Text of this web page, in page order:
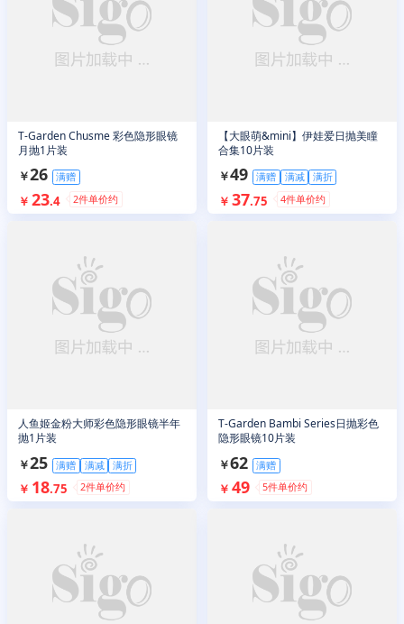
T-Garden Chusme 彩色隐形眼镜
月抛1片装
￥26 满赠
￥ 23.4 2件单价约
【大眼萌&mini】伊娃爱日抛美瞳
合集10片装
￥49 满赠 满减 满折
￥ 37.75 4件单价约
人鱼姬金粉大师彩色隐形眼镜半年
抛1片装
￥25 满赠 满减 满折
￥ 18.75 2件单价约
T-Garden Bambi Series日抛彩色
隐形眼镜10片装
￥62 满赠
￥ 49 5件单价约